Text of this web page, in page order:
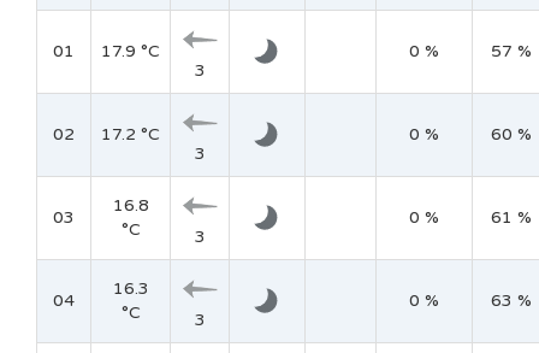
01
17.9 °C
3
0 % 57 %
02
17.2 °C
3
0 % 60 %
03
16.8
°C
3
0 % 61 %
04
16.3
°C
3
0 % 63 %